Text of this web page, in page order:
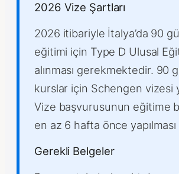
2026 Vize Şartları
2026 itibariyle İtalya’da 90
eğitimi için Type D Ulusal
alınması gerekmektedir. 90
kurslar için Schengen vizesi
Vize başvurusunun eğitime
en az 6 hafta önce
Gerekli Belgeler